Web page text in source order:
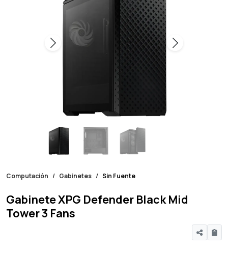
Computación Gabinetes Sin Fuente
Gabinete XPG Defender Black Mid
Tower 3 Fans